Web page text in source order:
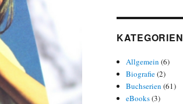
KATEGORIEN
Allgemein (6)
Biografie(2)
Buchserien (61)
eBooks(3)